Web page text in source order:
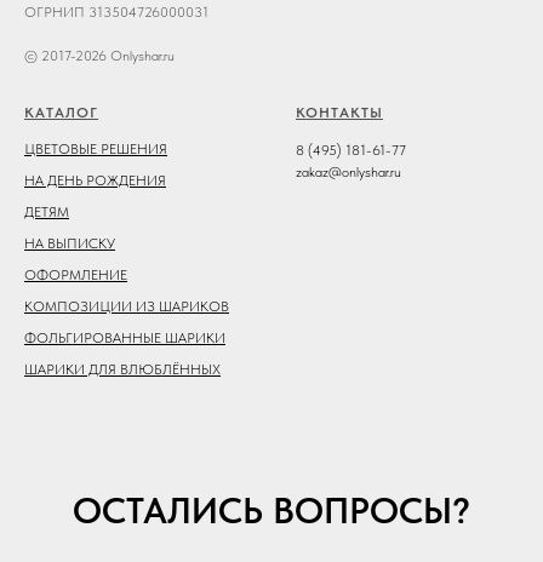
ОГРНИП 313504726000031
© 2017-2026 Onlyshar.ru
КАТАЛОГ
ЦВЕТОВЫЕ РЕШЕНИЯ
НА ДЕНЬ РОЖДЕНИЯ
ДЕТЯМ
НА ВЫПИСКУ
ОФОРМЛЕНИЕ
КОМПОЗИЦИИ ИЗ ШАРИКОВ
ФОЛЬГИРОВАННЫЕ ШАРИКИ
ШАРИКИ ДЛЯ ВЛЮБЛЁННЫХ
КОНТАКТЫ
8 (495) 181-61-77
zakaz@onlyshar.ru
ОСТАЛИСЬ ВОПРОСЫ?